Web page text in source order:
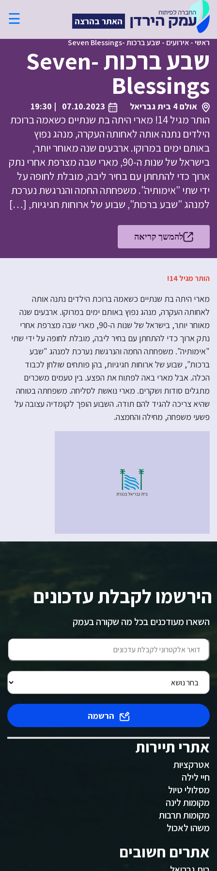
האתר בהרצה ☰
ראשי-אירועים - שבע ברכות -Seven Blessings
שבע ברכות -Seven
Blessings
אולם 4 בית גבריאל 07.10.2023
| 19:30
הותר מגיל 14! מארי היתה בת שנתיים כשאמה ברוכת
הילדים נתנה אותה לאחותה העקרה, מנהג נפוץ
באותם ימים במרוקו. ארבעים שנה מאוחר יותר,
בישראל של שנות ה-90, מארי שבה מצרפת אחרי נתק
ארוך כדי להתחתן עם בחיר ליבה, מובלת לחופה על
ידי שתי "אימותיה". משפחתה החמה והנרגשת נערכת
למנהג "שבע ברכות", שבוע של ארוחות חגיגיות, […]
להמשך קריאה
הותר מגיל 14!
מארי היתה בת שנתיים כשאמה ברוכת הילדים נתנה אותה
לאחותה העקרה, מנהג נפוץ באותם ימים במרוקו. ארבעים שנה
מאוחר יותר, בישראל של שנות ה-90, מארי שבה מצרפת אחרי
נתק ארוך כדי להתחתן עם בחיר ליבה, מובלת לחופה על ידי שתי
"אימותיה". משפחתה החמה והנרגשת נערכת למנהג "שבע
ברכות", שבוע של ארוחות חגיגיות, בהן פותחים שולחן לכבוד
הכלה. אבל מארי באה לפתוח את הפצע. בין טעמים משכרים
מתגלים סודות ושקרים. מארי נואשת לסליחה. משפחתה בטוחה
שהיא צריכה להגיד להם תודה. השבוע הופך לקומדיה עצובה על
פשעי משפחה, מחילה והחמצה.
הירשמו לקבלת עדכונים
השארו מעודכנים בכל מה שקורה בעמק
הרשמה
אתרי תיירות
אטרקציות
חיי לילה
מסלולי טיול
מקומות לינה
מקומות תרבות
משהו לאכול
אתרים חשובים